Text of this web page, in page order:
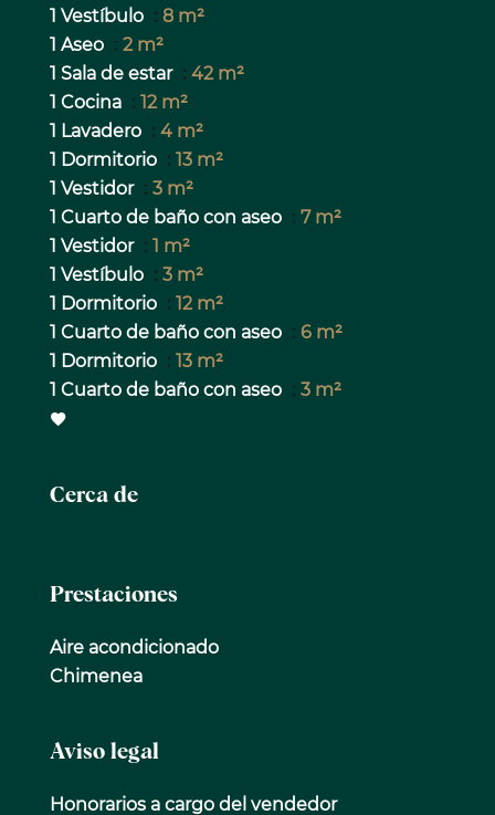
1 Vestíbulo
8 m²
1 Aseo
2 m²
1 Sala de estar
42 m²
1 Cocina
12 m²
1 Lavadero
4 m²
1 Dormitorio
13 m²
1 Vestidor
3 m²
1 Cuarto de baño con aseo
7 m²
1 Vestidor
1 m²
1 Vestíbulo
3 m²
1 Dormitorio
12 m²
1 Cuarto de baño con aseo
6 m²
1 Dormitorio
13 m²
1 Cuarto de baño con aseo
3 m²
Cerca de
Prestaciones
Aire acondicionado
Chimenea
Aviso legal
Honorarios a cargo del vendedor